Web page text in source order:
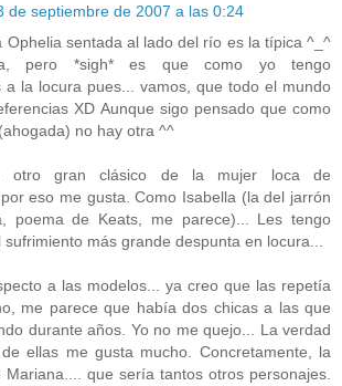
de septiembre de 2007 a las 0:24
Ophelia sentada al lado del río es la típica ^_^
pero *sigh* es que como yo tengo
a la locura pues... vamos, que todo el mundo
XD Aunque sigo pensado que como
no hay otra ^^
otro gran clásico de la mujer loca de
eso me gusta. Como Isabella (la del jarrón
poema de Keats, me parece)... Les tengo
más grande despunta en locura...
a las modelos... ya creo que las repetía
me parece que había dos chicas a las que
durante años. Yo no me quejo... La verdad
ellas me gusta mucho. Concretamente, la
que sería tantos otros personajes.